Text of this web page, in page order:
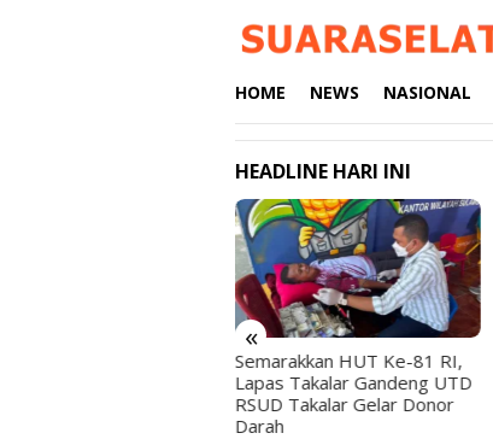
HOME NEWS NASIONAL
HEADLINE HARI INI
«
Jalankan Usaha Fotografi
Beromzet Puluhan Juta di
Makassar, 9 WNA Diamankan
Imigrasi